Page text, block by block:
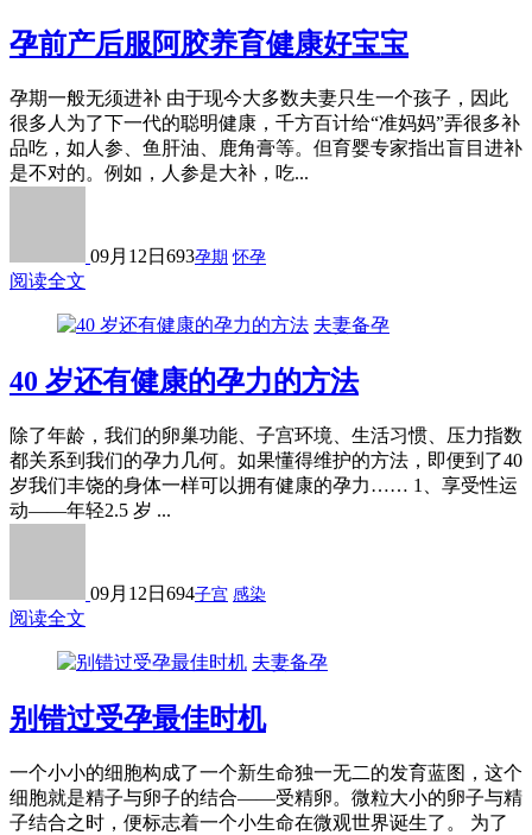
孕前产后服阿胶养育健康好宝宝
孕期一般无须进补 由于现今大多数夫妻只生一个孩子，因此
很多人为了下一代的聪明健康，千方百计给“准妈妈”弄很多补
品吃，如人参、鱼肝油、鹿角膏等。但育婴专家指出盲目进补
是不对的。例如，人参是大补，吃...
09月12日 693孕期 怀孕
阅读全文
夫妻备孕
40 岁还有健康的孕力的方法
除了年龄，我们的卵巢功能、子宫环境、生活习惯、压力指数
都关系到我们的孕力几何。如果懂得维护的方法，即便到了40
岁我们丰饶的身体一样可以拥有健康的孕力…… 1、享受性运
动——年轻2.5 岁 ...
09月12日 694子宫 感染
阅读全文
夫妻备孕
别错过受孕最佳时机
一个小小的细胞构成了一个新生命独一无二的发育蓝图，这个
细胞就是精子与卵子的结合——受精卵。微粒大小的卵子与精
子结合之时，便标志着一个小生命在微观世界诞生了。 为了